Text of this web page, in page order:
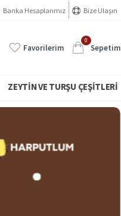
Banka Hesaplarımız Bize Ulaşın
Favorilerim
0
Sepetim
ZEYTIN VE TURŞU ÇEŞITLERI